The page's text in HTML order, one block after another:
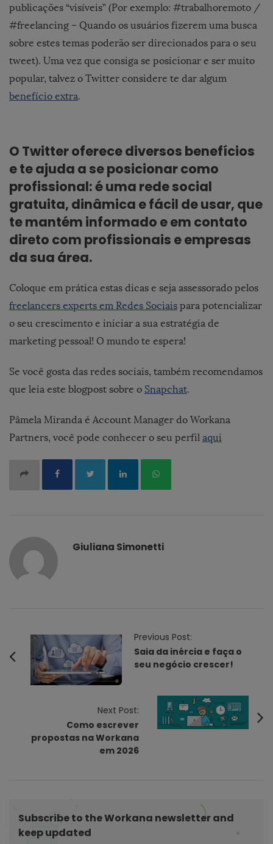
publicações “visíveis” (Por exemplo: #trabalhoremoto /
#freelancing – Quando os usuários fizerem uma busca
sobre estes temas poderão ser direcionados para o seu
tweet). Uma vez que consiga se posicionar e ser muito
popular, talvez o Twitter considere te dar algum
benefício extra.
O Twitter oferece diversos benefícios
e te ajuda a se posicionar como
profissional: é uma rede social
gratuita, dinâmica e fácil de usar, que
te mantém informado e em contato
direto com profissionais e empresas
da sua área.
Coloque em prática estas dicas e seja assessorado pelos
freelancers experts em Redes Sociais para potencializar
o seu crescimento e iniciar a sua estratégia de
marketing pessoal! O mundo te espera!
Se você gosta das redes sociais, também recomendamos
que leia este blogpost sobre o Snapchat.
Pâmela Miranda é Account Manager do Workana
Partners, você pode conhecer o seu perfil aqui
Giuliana Simonetti
Previous Post:
Saia da inércia e faça o
seu negócio crescer!
Next Post:
Como escrever
propostas na Workana
em 2026
Subscribe to the Workana newsletter and
keep updated